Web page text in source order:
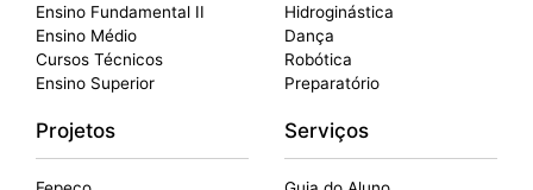
Ensino Fundamental II
Ensino Médio
Cursos Técnicos
Ensino Superior
Hidroginástica
Dança
Robótica
Preparatório
Projetos Serviços